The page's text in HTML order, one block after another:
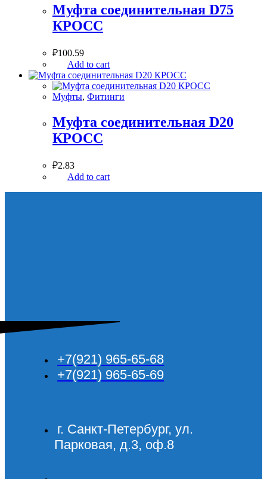
Муфта соединительная D75
КРОСС
₽100.59
Add to cart
Муфты, Фитинги
Муфта соединительная D20
КРОСС
₽2.83
Add to cart
+7(921) 965-65-68
+7(921) 965-65-69
г. Санкт-Петербург, ул.
Парковая, д.3, оф.8